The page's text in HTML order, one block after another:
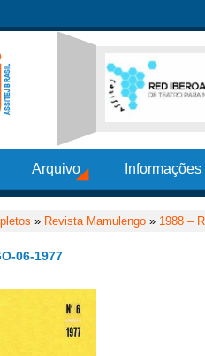
Arquivo
» Revista Mamulengo » 1988 –
06-1977